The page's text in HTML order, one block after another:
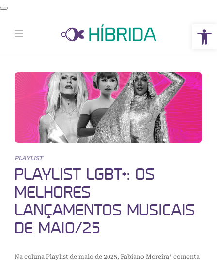
Abrir a barra de ferramentas
PLAYLIST
PLAYLIST LGBT+: OS
MELHORES
LANÇAMENTOS MUSICAIS
DE MAIO/25
Na coluna Playlist de maio de 2025, Fabiano Moreira* comenta